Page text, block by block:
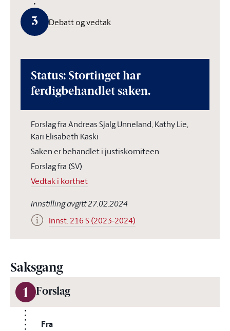
3 Debatt og vedtak
Status: Stortinget har
ferdigbehandlet saken.
Forslag fra Andreas Sjalg Unneland, Kathy Lie,
Kari Elisabeth Kaski
Saken er behandlet i justiskomiteen
Forslag fra (SV)
Vedtak i korthet
Innstilling avgitt 27.02.2024
Innst. 216 S (2023-2024)
Saksgang
1 Forslag
Fra